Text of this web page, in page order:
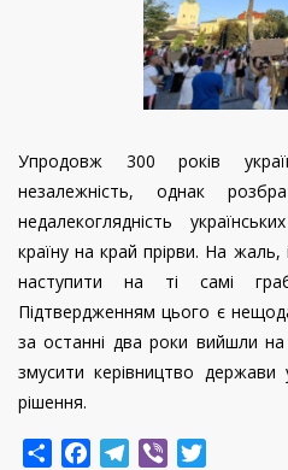
Упродовж 300 років
незалежність, однак
недалекоглядність
країну на край прірви. На
наступити на ті самі
Підтвердженням цього є
за останні два роки вийшли
змусити керівництво держави
рішення.
ShareFacebookTelegram
Viber